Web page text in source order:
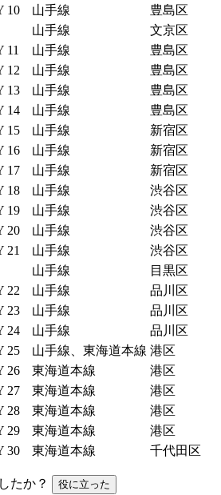
10 山手線
豊島区
山手線
文京区
11 山手線
豊島区
12 山手線
豊島区
13 山手線
豊島区
14 山手線
豊島区
15 山手線
新宿区
16 山手線
新宿区
17 山手線
新宿区
18 山手線
渋谷区
19 山手線
渋谷区
20 山手線
渋谷区
21 山手線
渋谷区
山手線
目黒区
22 山手線
品川区
23 山手線
品川区
24 山手線
品川区
25 山手線、東海道本線 港区
26 東海道本線
港区
27 東海道本線
港区
28 東海道本線
港区
29 東海道本線
港区
30 東海道本線 千代田区
たか？ 役に立った